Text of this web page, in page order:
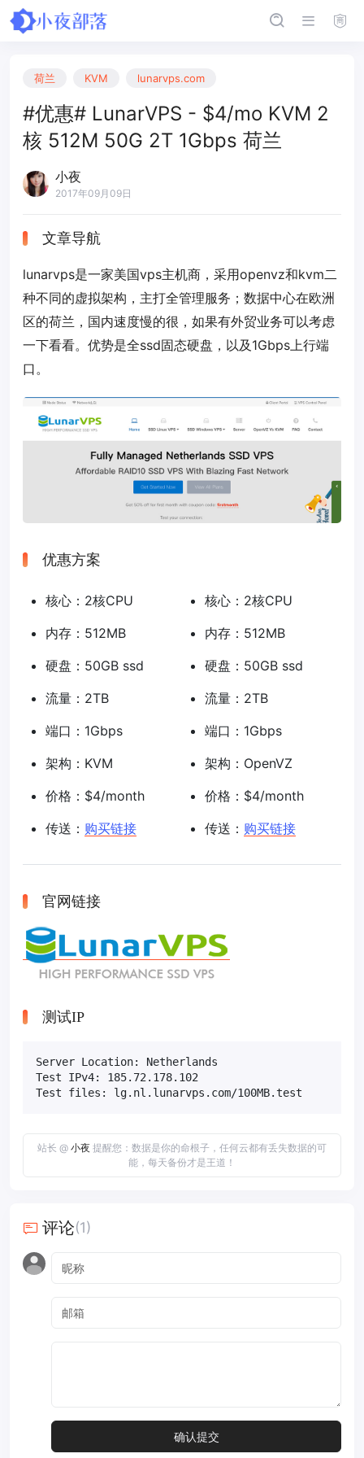
荷兰 KVM lunarvps.com
#优惠# LunarVPS - $4/mo KVM 2
核 512M 50G 2T 1Gbps 荷兰
小夜
2017年09月09日
文章导航
lunarvps是一家美国vps主机商，采用openvz和kvm二
种不同的虚拟架构，主打全管理服务；数据中心在欧洲
区的荷兰，国内速度慢的很，如果有外贸业务可以考虑
一下看看。优势是全ssd固态硬盘，以及1Gbps上行端
口。
优惠方案
核心：2核CPU
内存：512MB
硬盘：50GB ssd
流量：2TB
端口：1Gbps
架构：KVM
价格：$4/month
传送： 购买链接
核心：2核CPU
内存：512MB
硬盘：50GB ssd
流量：2TB
端口：1Gbps
架构：OpenVZ
价格：$4/month
传送： 购买链接
官网链接
测试IP
Server Location: Netherlands
Test IPv4: 185.72.178.102
Test files: lg.nl.lunarvps.com/100MB.test
站长 @ 小夜 提醒您：数据是你的命根子，任何云都有丢失数据的可
能，每天备份才是王道！
评论(1)